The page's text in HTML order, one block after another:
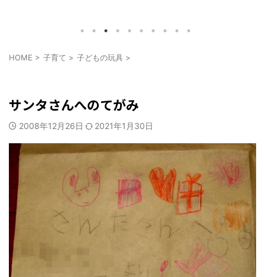
HOME > 子育て > 子どもの玩具 >
サンタさんへのてがみ
2008年12月26日 2021年1月30日